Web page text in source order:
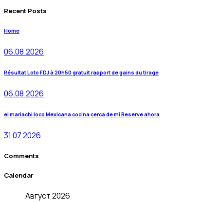
Recent Posts
Home
06.08.2026
Résultat Loto FDJ à 20h50 gratuit rapport de gains du tirage
06.08.2026
el mariachi loco Mexicana cocina cerca de mí Reserve ahora
31.07.2026
Comments
Calendar
Август 2026